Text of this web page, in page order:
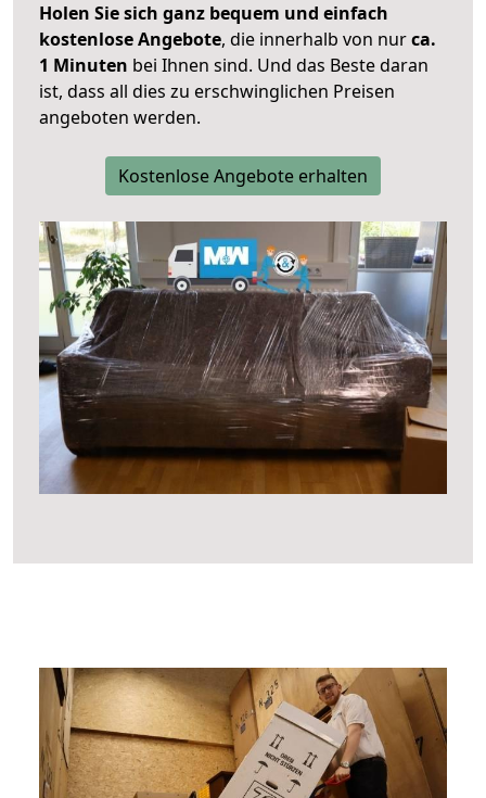
Holen Sie sich ganz bequem und einfach
kostenlose Angebote, die innerhalb von nurca.
1 Minuten bei Ihnen sind. Und das Beste daran
ist, dass all dies zu erschwinglichen Preisen
angeboten werden.
Kostenlose Angebote erhalten